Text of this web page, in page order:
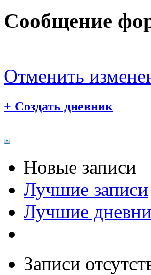
Сообщение
Отменить
+ Создать дневник
Новые записи
Лучшие записи
Лучшие
Записи